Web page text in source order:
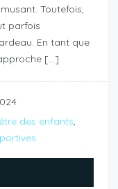
Toutefois,
parfois
En tant que
[…]
des enfants